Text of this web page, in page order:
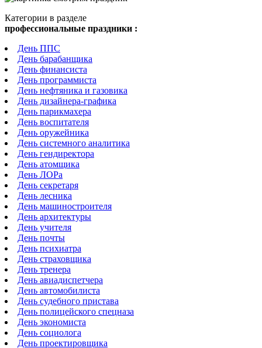
Категории в разделе
профессиональные праздники :
День ППС
День барабанщика
День финансиста
День программиста
День нефтяника и газовика
День дизайнера-графика
День парикмахера
День воспитателя
День оружейника
День системного аналитика
День гендиректора
День атомщика
День ЛОРа
День секретаря
День лесника
День машиностроителя
День архитектуры
День учителя
День почты
День психиатра
День страховщика
День тренера
День авиадиспетчера
День автомобилиста
День судебного пристава
День полицейского спецназа
День экономиста
День социолога
День проектировщика